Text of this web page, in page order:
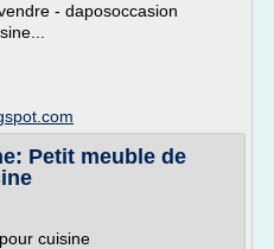
- daposoccasion
Petit meuble de
cuisine